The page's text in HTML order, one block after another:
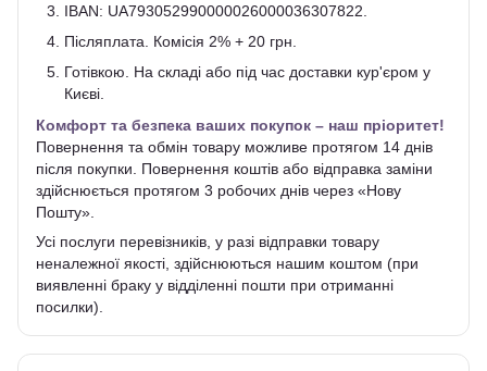
IBAN: UA793052990000026000036307822.
Післяплата. Комісія 2% + 20 грн.
Готівкою. На складі або під час доставки кур'єром у
Києві.
Комфорт та безпека ваших покупок – наш пріоритет!
Повернення та обмін товару можливе протягом 14 днів
після покупки. Повернення коштів або відправка заміни
здійснюється протягом 3 робочих днів через «Нову
Пошту».
Усі послуги перевізників, у разі відправки товару
неналежної якості, здійснюються нашим коштом (при
виявленні браку у відділенні пошти при отриманні
посилки).